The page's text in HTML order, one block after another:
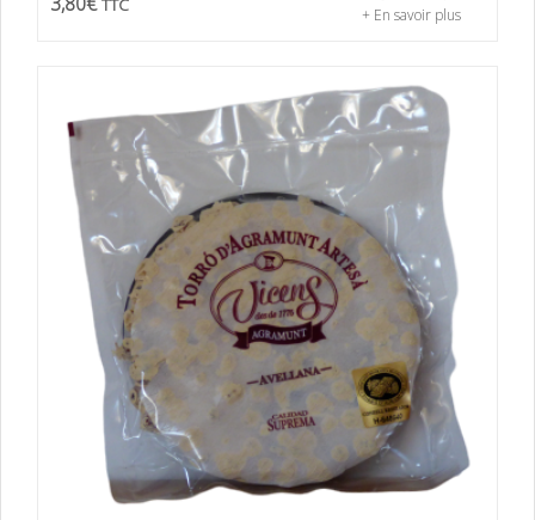
+ En savoir plus